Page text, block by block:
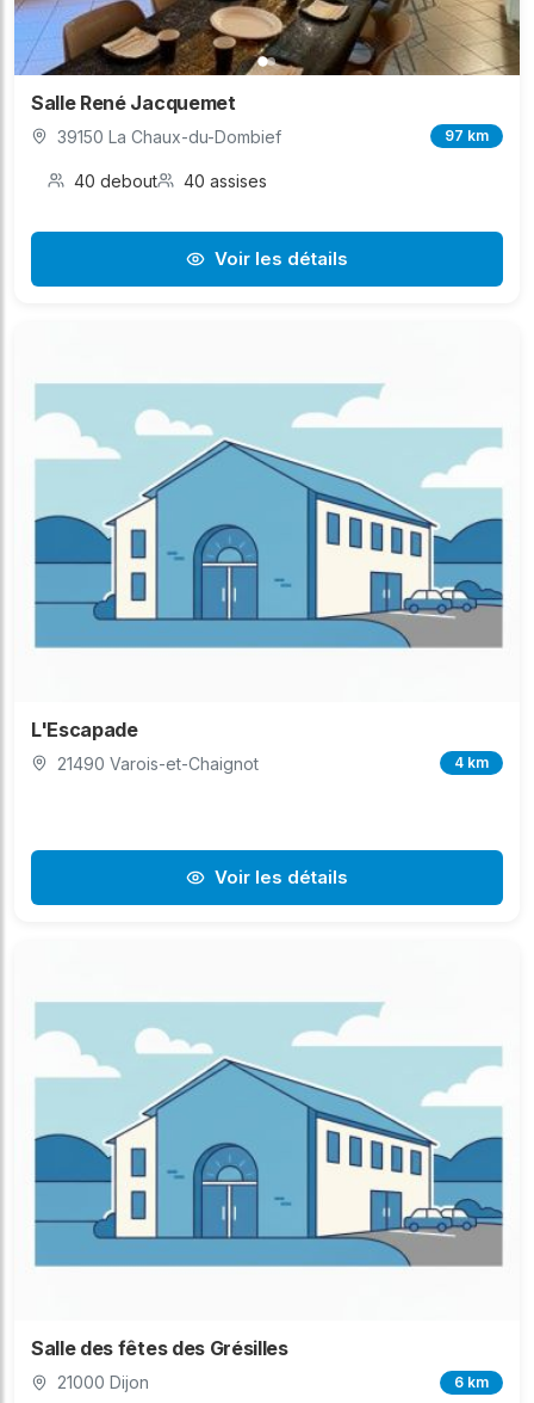
Salle René Jacquemet
39150 La Chaux-du-Dombief 97 km
40 debout 40 assises
Voir les détails
L'Escapade
21490 Varois-et-Chaignot 4 km
Voir les détails
Salle des fêtes des Grésilles
21000 Dijon 6 km